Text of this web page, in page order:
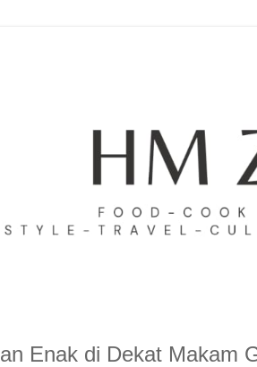
Enak di Dekat Makam